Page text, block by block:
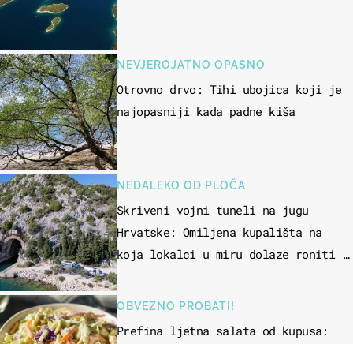
NEVJEROJATNO OPASNO
Otrovno drvo: Tihi ubojica koji je
najopasniji kada padne kiša
NEDALEKO OD PLOČA
Skriveni vojni tuneli na jugu
Hrvatske: Omiljena kupališta na
koja lokalci u miru dolaze roniti i
OBVEZNO PROBATI!
Prefina ljetna salata od kupusa: